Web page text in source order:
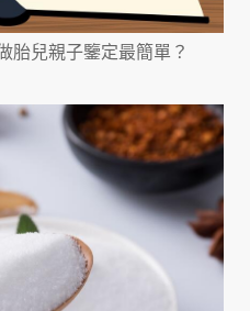
胎兒親子鑒定最簡單？